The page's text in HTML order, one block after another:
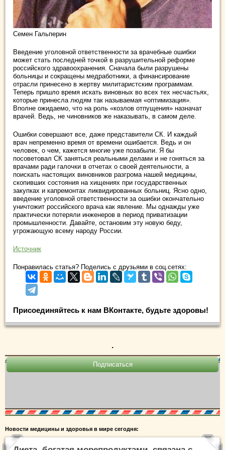
Семен Гальперин
Введение уголовной ответственности за врачебные ошибки
может стать последней точкой в разрушительной реформе
российского здравоохранения. Сначала были разрушены
больницы и сокращены медработники, а финансирование
отрасли принесено в жертву милитаристским программам.
Теперь пришло время искать виновных во всех тех несчастьях,
которые принесла людям так называемая «оптимизация».
Вполне ожидаемо, что на роль «козлов отпущения» назначат
врачей. Ведь, не чиновников же наказывать, в самом деле.
Ошибки совершают все, даже представители СК. И каждый
врач непременно время от времени ошибается. Ведь и он
человек, о чем, кажется многие уже позабыли. Я бы
посоветовал СК заняться реальными делами и не гоняться за
врачами ради галочки в отчетах о своей деятельности, а
поискать настоящих виновников разгрома нашей медицины,
скопивших состояния на хищениях при государственных
закупках и капремонтах ликвидированных больниц. Ясно одно,
введение уголовной ответственности за ошибки окончательно
уничтожит российского врача как явление. Мы однажды уже
практически потеряли инженеров в период приватизации
промышленности. Давайте, остановим эту новую беду,
угрожающую всему народу России.
Источник
Понравилась статья? Поделись с друзьями в соц.сетях:
Присоединяйтесь к нам ВКонтакте, будьте здоровы!
.
Новости медицины и здоровья в мире сегодня: